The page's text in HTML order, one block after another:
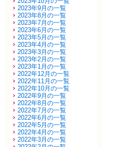
2023年9月の一覧
2023年8月の一覧
2023年7月の一覧
2023年6月の一覧
2023年5月の一覧
2023年4月の一覧
2023年3月の一覧
2023年2月の一覧
2023年1月の一覧
2022年12月の一覧
2022年11月の一覧
2022年10月の一覧
2022年9月の一覧
2022年8月の一覧
2022年7月の一覧
2022年6月の一覧
2022年5月の一覧
2022年4月の一覧
2022年3月の一覧